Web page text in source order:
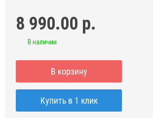
8 990.00 р.
В наличии
В корзину
Купить в 1 клик